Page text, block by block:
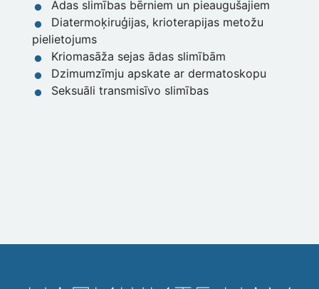
Ādas slimības bērniem un pieaugušajiem
Diatermoķiruģijas, krioterapijas metožu
pielietojums
Kriomasāža sejas ādas slimībām
Dzimumzīmju apskate ar dermatoskopu
Seksuāli transmisīvo slimības